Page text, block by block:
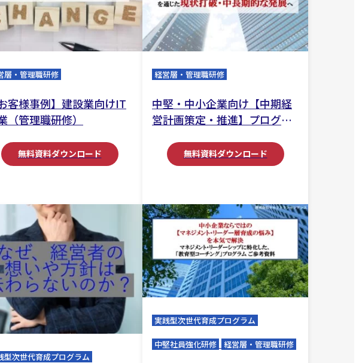
層・管理職研修
お客様事例】建設業向けIT
（管理職研修）
無料資料ダウンロード
経営層・管理職研修
中堅・中小企業向け【中期経
営計画策定・推進】プログラ
無料資料ダウンロード
型次世代育成プログラム
実践型次世代育成プログラム
中堅社員強化研修 経営層・管理職研修